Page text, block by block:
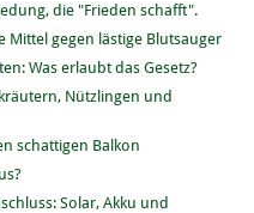
die "Frieden schafft".
Mittel gegen lästige Blutsauger
Was erlaubt das Gesetz?
Nützlingen und
schattigen Balkon
Solar, Akku und